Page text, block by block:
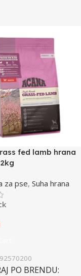
fed lamb hrana
za pse, Suha hrana
PO BRENDU